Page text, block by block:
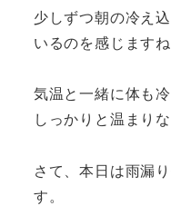
少しずつ朝の冷え
いるのを感じますね
気温と一緒に体も
しっかりと温まり
さて、本日は雨漏
す。